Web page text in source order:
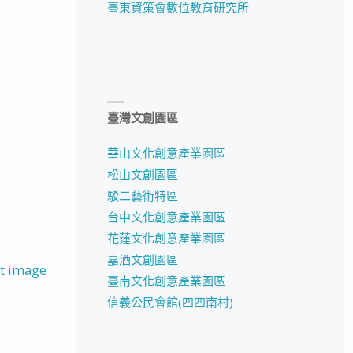
image
臺東資策會數位教育研究所
臺灣文創園區
華山文化創意產業園區
松山文創園區
駁二藝術特區
台中文化創意產業園區
花蓮文化創意產業園區
嘉酒文創園區
臺南文化創意產業園區
信義公民會館(四四南村)